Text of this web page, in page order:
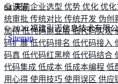
业调研企业选型 优势 优化 优
统审批 传统对比 传统开发 伪创
加持低代码商业版低代码实现
码扩展低代码排名 低代码接入
码真 低代码红黑榜 低代码结合
代码集成 低成本 低成本编程 低
用心得 使用技巧 使用误区 供应
64 天前
©2026福建引迈信息技术有限
/Sitemap